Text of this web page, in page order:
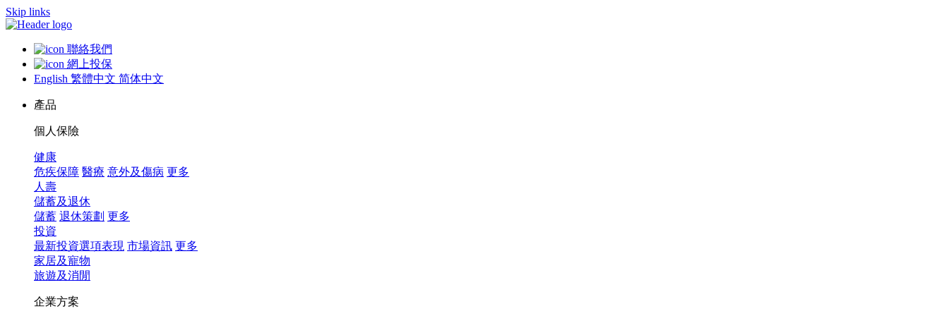
Skip links
聯絡我們
網上投保
English 繁體中文 简体中文
產品
個人保險
健康
危疾保障 醫療 意外及傷病 更多
人壽
儲蓄及退休
儲蓄 退休策劃 更多
投資
最新投資選項表現 市場資訊 更多
家居及寵物
旅遊及消閒
企業方案